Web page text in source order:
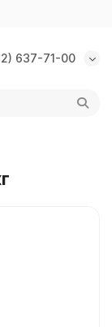
637-71-00